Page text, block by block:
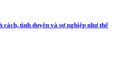
tình duyên và sự nghiệp như thế